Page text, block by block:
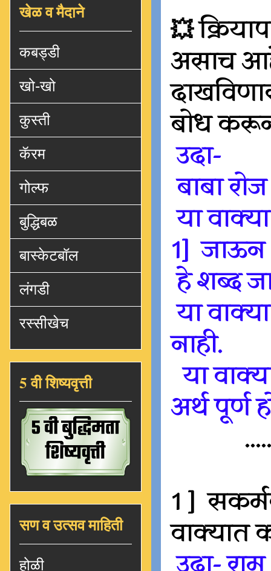
💥
असाच
बोध करून
उदा-
बाबा
या
1]
हे शब्द
या
नाही.
या
अर्थ पूर्ण
1 ]
वाक्यात
खेळ व मैदाने
कबड्डी
खो-खो
कुस्ती
कॅरम
गोल्फ
बुद्धिबळ
बास्केटबॉल
लंगडी
रस्सीखेच
5 वी शिष्यवृत्ती
सण व उत्सव माहिती
होळी